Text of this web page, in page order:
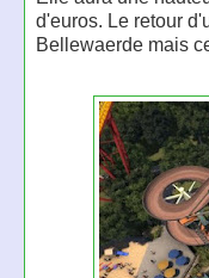
d'euros. Le retour
Bellewaerde mais